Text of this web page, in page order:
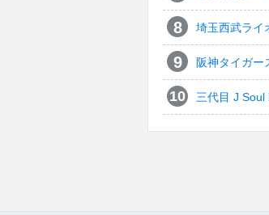
埼玉西武ライ
阪神タイガー
三代目 J Soul